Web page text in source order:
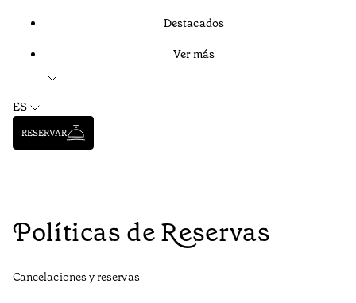
Destacados
Ver más
ES
RESERVAR
Políticas de Reservas
Cancelaciones y reservas